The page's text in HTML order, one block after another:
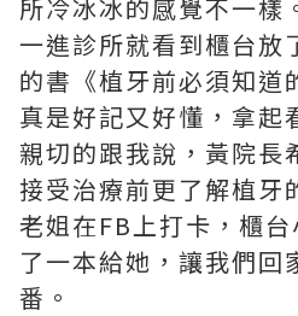
所冷冰冰的感覺不一樣
一進診所就看到櫃台放
的書《植牙前必須知道
真是好記又好懂，拿起
親切的跟我說，黃院長
接受治療前更了解植牙
老姐在FB上打卡，櫃
了一本給她，讓我們回
番。